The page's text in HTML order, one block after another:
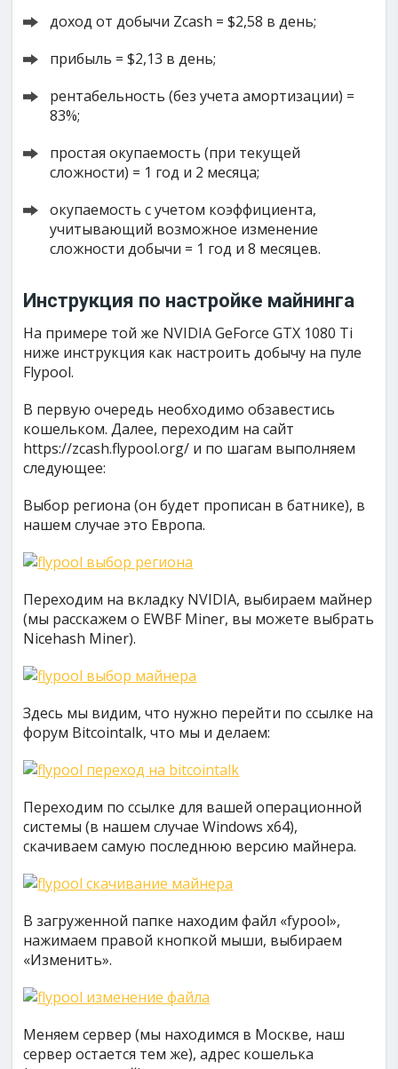
доход от добычи Zcash = $2,58 в день;
прибыль = $2,13 в день;
рентабельность (без учета амортизации) =
83%;
простая окупаемость (при текущей
сложности) = 1 год и 2 месяца;
окупаемость с учетом коэффициента,
учитывающий возможное изменение
сложности добычи = 1 год и 8 месяцев.
Инструкция по настройке майнинга
На примере той же NVIDIA GeForce GTX 1080 Ti
ниже инструкция как настроить добычу на пуле
Flypool.
В первую очередь необходимо обзавестись
кошельком. Далее, переходим на сайт
https://zcash.flypool.org/ и по шагам выполняем
следующее:
Выбор региона (он будет прописан в батнике), в
нашем случае это Европа.
Переходим на вкладку NVIDIA, выбираем майнер
(мы расскажем о EWBF Miner, вы можете выбрать
Nicehash Miner).
Здесь мы видим, что нужно перейти по ссылке на
форум Bitcointalk, что мы и делаем:
Переходим по ссылке для вашей операционной
системы (в нашем случае Windows x64),
скачиваем самую последнюю версию майнера.
В загруженной папке находим файл «fypool»,
нажимаем правой кнопкой мыши, выбираем
«Изменить».
Меняем сервер (мы находимся в Москве, наш
сервер остается тем же), адрес кошелька